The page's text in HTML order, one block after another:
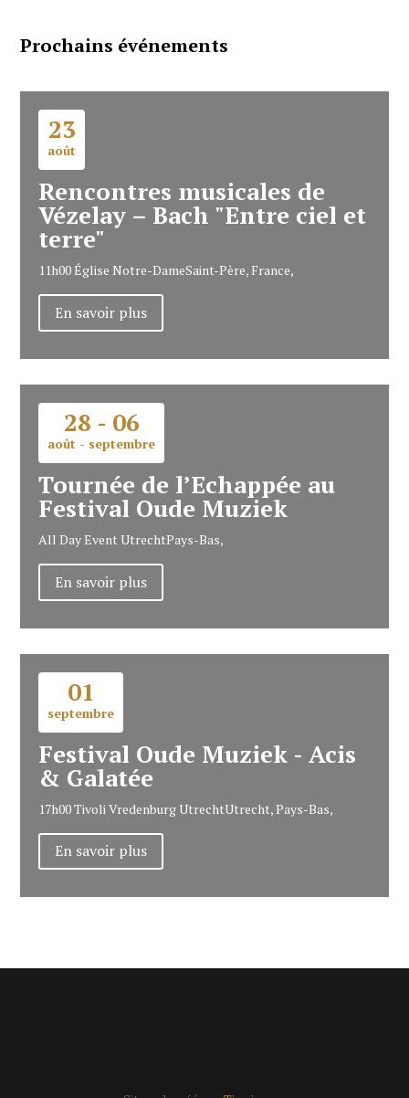
Prochains événements
23
août
Rencontres musicales de
Vézelay – Bach "Entre ciel et
terre"
11h00Église Notre-DameSaint-Père, France,
En savoir plus
28 - 06
août - septembre
Tournée de l’Echappée au
Festival Oude Muziek
All Day EventUtrechtPays-Bas,
En savoir plus
01
septembre
Festival Oude Muziek - Acis
& Galatée
17h00Tivoli Vredenburg UtrechtUtrecht, Pays-Bas,
En savoir plus